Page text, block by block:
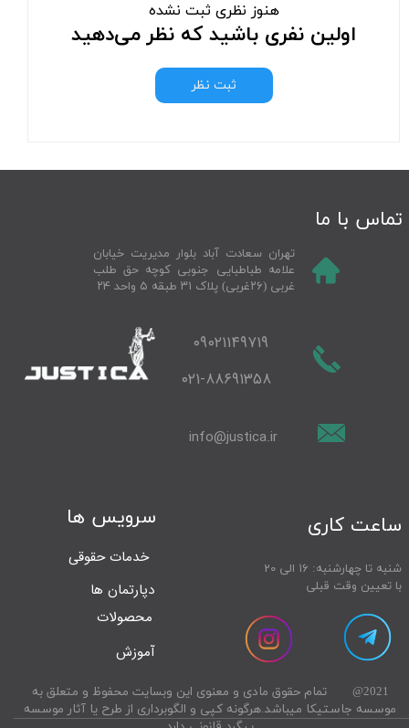
هنوز نظری ثبت نشده
اولین نفری باشید که نظر می‌دهید
ثبت نظر
تهران سعادت آباد بلوار مدیریت خیابان
علامه طباطبایی جنوبی کوچه حق طلب
غربی (۲۶غربی) پلاک ۳۱ طبقه ۵ واحد ۲۴​​​​​​​
تماس با ما
۰۲۱-۸۸۶۹۱۳۵۸
info@justica.ir
۰۹۰۲۱۱۴۹۷۱۹
2021@ تمام حقوق مادی و معنوی این وبسایت محفوظ و متعلق به
موسسه جاستیکا میباشد.هرگونه کپی و الگوبرداری از طرح یا آثار موسسه
دپارتمان ها
سرویس ها
خدمات حقوقی
محصولات
آموزش
​ساعت کاری
شنبه تا چهارشنبه: ۱۶ الی 20
با تعیین وقت قبلی​​​​​​​